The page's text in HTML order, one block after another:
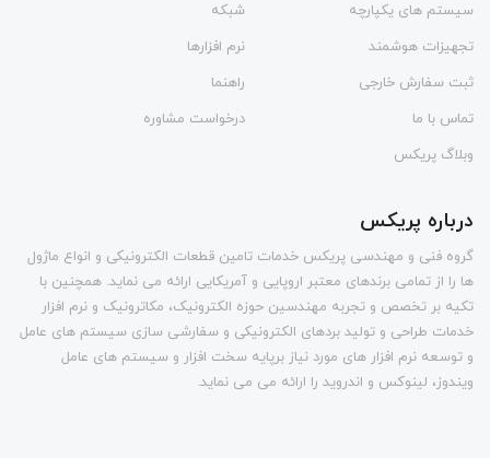
سیستم های یکپارچه
شبکه
تجهیزات هوشمند
نرم افزارها
ثبت سفارش خارجی
راهنما
تماس با ما
درخواست مشاوره
وبلاگ پریکس
درباره پریکس
گروه فنی و مهندسی پریکس خدمات تامین قطعات الکترونیکی و انواع ماژول
ها را از تمامی برندهای معتبر اروپایی و آمریکایی ارائه می نماید. همچنین با
تکیه بر تخصص و تجربه مهندسین حوزه الکترونیک، مکاترونیک و نرم افزار
خدمات طراحی و تولید بردهای الکترونیکی و سفارشی سازی سیستم های عامل
و توسعه نرم افزار های مورد نیاز برپایه سخت افزار و سیستم های عامل
ویندوز، لینوکس و اندروید را ارائه می می نماید.